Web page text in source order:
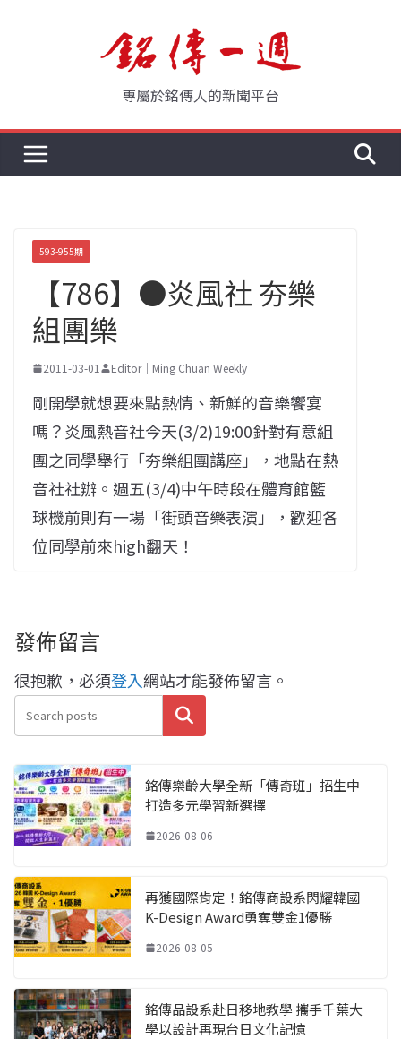
專屬於銘傳人的新聞平台
593-955期
【786】●炎風社 夯樂
組團樂
2011-03-01 Editor｜Ming Chuan Weekly
剛開學就想要來點熱情、新鮮的音樂饗宴
嗎？炎風熱音社今天(3/2)19:00針對有意組
團之同學舉行「夯樂組團講座」，地點在熱
音社社辦。週五(3/4)中午時段在體育館籃
球機前則有一場「街頭音樂表演」，歡迎各
位同學前來high翻天！
發佈留言
很抱歉，必須登入網站才能發佈留言。
搜尋
銘傳樂齡大學全新「傳奇班」招生中
打造多元學習新選擇
2026-08-06
再獲國際肯定！銘傳商設系閃耀韓國
K-Design Award勇奪雙金1優勝
2026-08-05
銘傳品設系赴日移地教學 攜手千葉大
學以設計再現台日文化記憶